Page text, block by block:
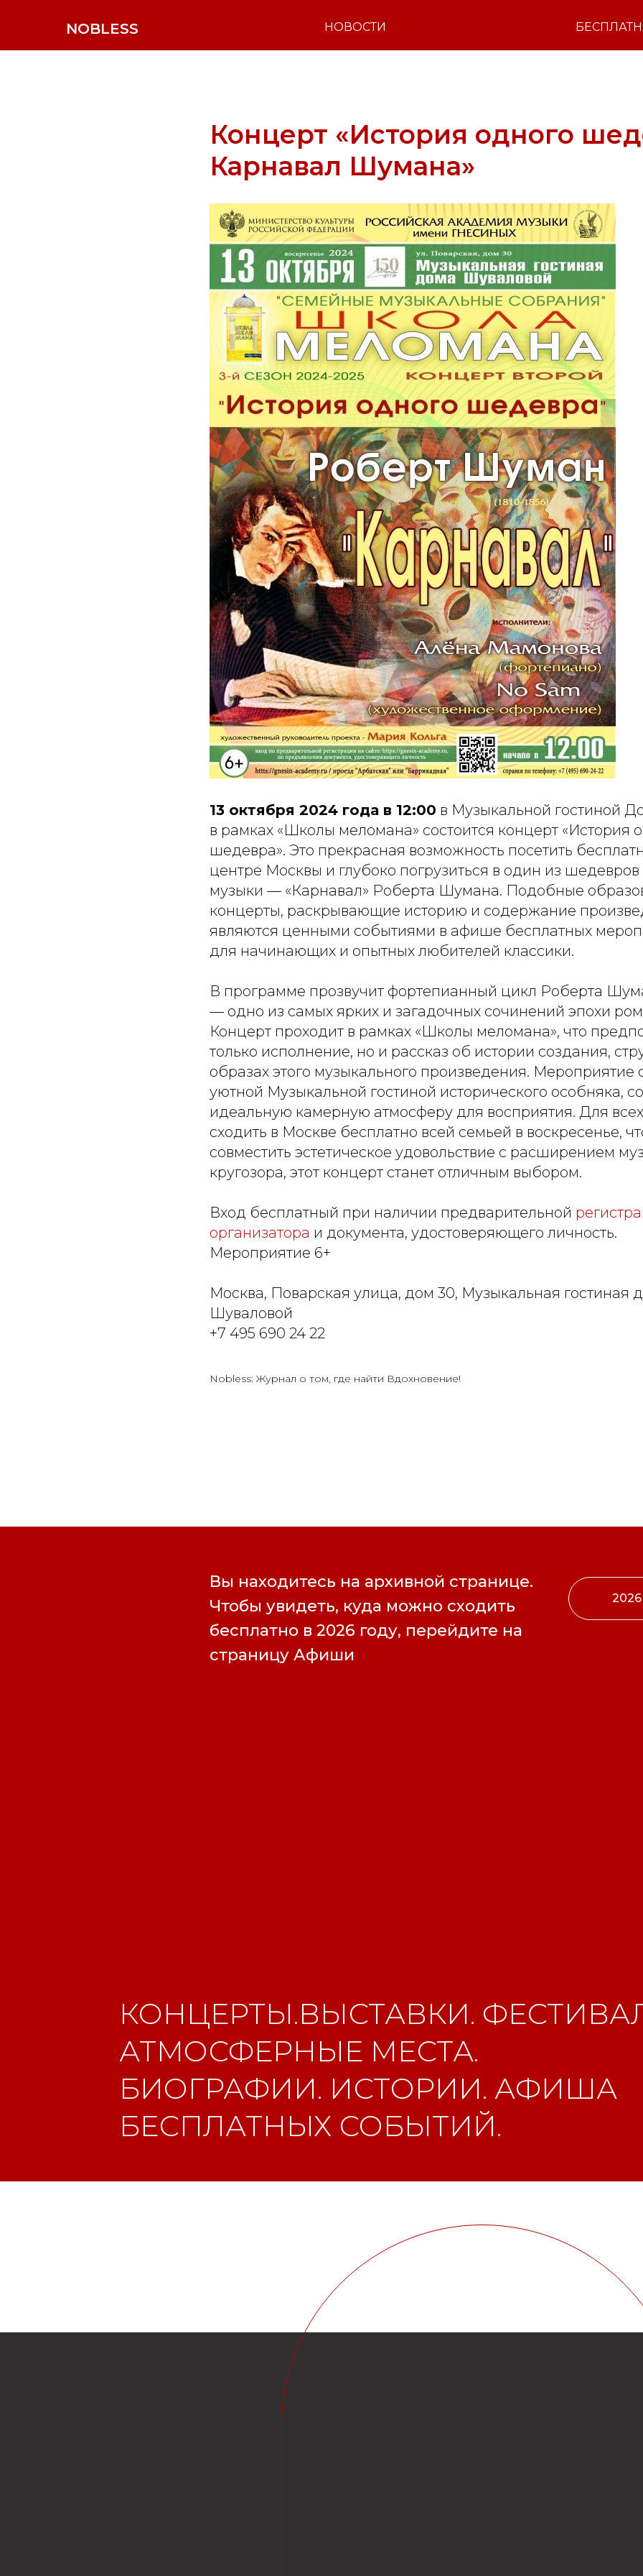
NOBLESS НОВОСТИ
Концерт «История одного
Карнавал Шумана»
13 октября 2024 года в 12:00 в Музыкальной гостиной
в рамках «Школы меломана» состоится концерт «История
шедевра». Это прекрасная возможность посетить
центре Москвы и глубоко погрузиться в один из
музыки — «Карнавал» Роберта Шумана. Подобные
концерты, раскрывающие историю и содержание
являются ценными событиями в афише бесплатных
для начинающих и опытных любителей классики.
В программе прозвучит фортепианный цикл Роберта
— одно из самых ярких и загадочных сочинений эпохи
Концерт проходит в рамках «Школы меломана», что
только исполнение, но и рассказ об истории создания,
образах этого музыкального произведения. Мероприятие
уютной Музыкальной гостиной исторического особняка,
идеальную камерную атмосферу для восприятия. Для
сходить в Москве бесплатно всей семьей в воскресенье,
совместить эстетическое удовольствие с расширением
кругозора, этот концерт станет отличным выбором.
Вход бесплатный при наличии предварительной
организатора и документа, удостоверяющего личность.
Мероприятие 6+
Москва, Поварская улица, дом 30, Музыкальная гостиная
Шуваловой
+7 495 690 24 22
Nobless: Журнал о том, где найти Вдохновение!
Вы находитесь на архивной странице.
Чтобы увидеть, куда можно сходить
бесплатно в 2026 году, перейдите на
страницу Афиши
2026
КОНЦЕРТЫ.ВЫСТАВКИ.
АТМОСФЕРНЫЕ МЕСТА.
БИОГРАФИИ. ИСТОРИИ. АФИША
БЕСПЛАТНЫХ СОБЫТИЙ.